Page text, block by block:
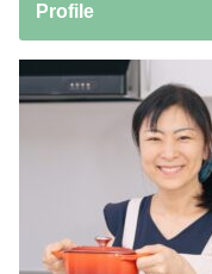
Profile